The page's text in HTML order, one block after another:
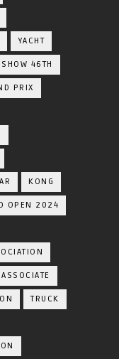
YACHT
46TH
PRIX
KONG
OPEN 2024
TRUCK